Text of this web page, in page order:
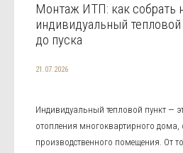
Монтаж ИТП: как собрать
индивидуальный тепловой
до пуска
21.07.2026
Индивидуальный тепловой пункт —
отопления многоквартирного дома,
производственного помещения. От